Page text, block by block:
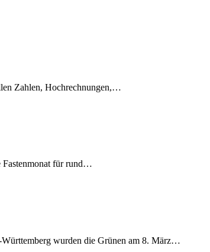
Zahlen, Hochrechnungen,…
Fastenmonat für rund…
Württemberg wurden die Grünen am 8. März…